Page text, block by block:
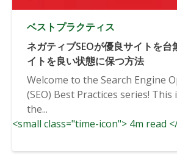
ベストプラクティス
ネガティブSEOが優良サイトを台
イトを良い状態に保つ方法
Welcome to the Search Engine
(SEO) Best Practices series!
the...
<small class="time-icon"> 4m read